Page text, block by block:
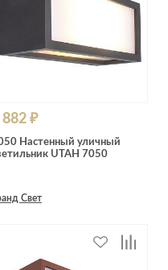
882 ₽
Настенный уличный
UTAH 7050
Свет